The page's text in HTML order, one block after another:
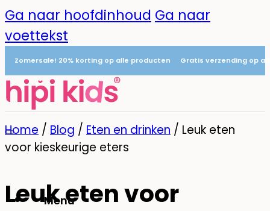
Ga naar hoofdinhoud Ga naar
voettekst
Zomersale! 20% korting op alle producten Gratis verzending op
Menu
Home / Blog / Eten en drinken / Leuk eten
voor kieskeurige eters
Leuk eten voor